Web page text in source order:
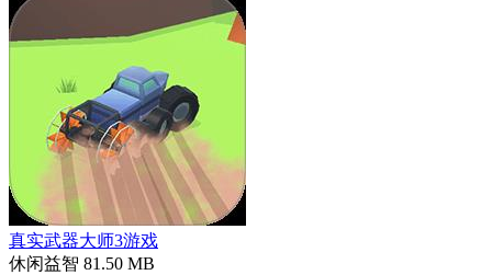
真实武器大师3游戏
休闲益智 81.50 MB